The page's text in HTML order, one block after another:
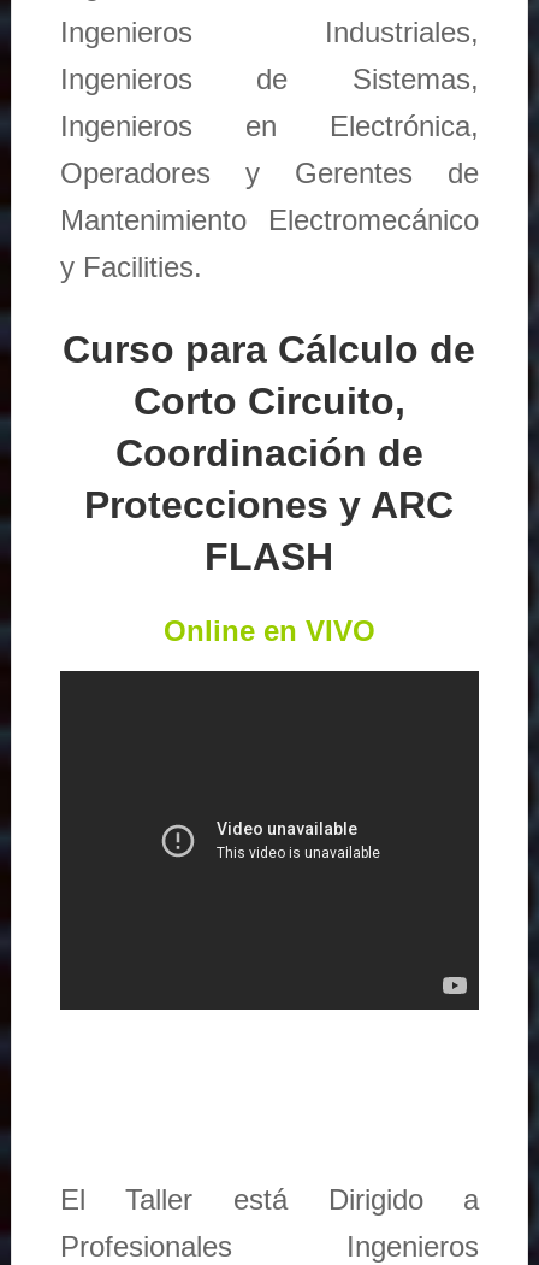
Ingenieros Industriales,
Ingenieros de Sistemas,
Ingenieros en Electrónica,
Operadores y Gerentes de
Mantenimiento Electromecánico
y Facilities.
Curso para Cálculo de
Corto Circuito,
Coordinación de
Protecciones y ARC
FLASH
Online en VIVO
El Taller está Dirigido a
Profesionales Ingenieros